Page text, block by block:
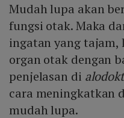
Mudah lupa akan
fungsi otak. Maka
ingatan yang
organ otak dengan
penjelasan di
cara meningkatkan
mudah lupa.